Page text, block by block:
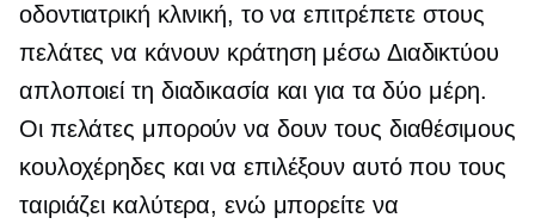
οδοντιατρική κλινική, το να επιτρέπετε στους
πελάτες να κάνουν κράτηση μέσω Διαδικτύου
απλοποιεί τη διαδικασία και για τα δύο μέρη.
Οι πελάτες μπορούν να δουν τους διαθέσιμους
κουλοχέρηδες και να επιλέξουν αυτό που τους
ταιριάζει καλύτερα, ενώ μπορείτε να